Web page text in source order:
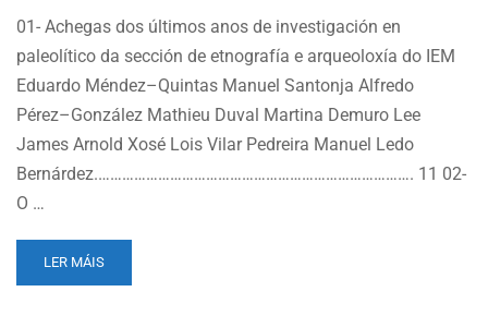
01- Achegas dos últimos anos de investigación en
paleolítico da sección de etnografía e arqueoloxía do IEM
Eduardo Méndez–Quintas Manuel Santonja Alfredo
Pérez–González Mathieu Duval Martina Demuro Lee
James Arnold Xosé Lois Vilar Pedreira Manuel Ledo
Bernárdez.……………………………………………………………………. 11 02-
O …
READ
MORE
LER MÁIS